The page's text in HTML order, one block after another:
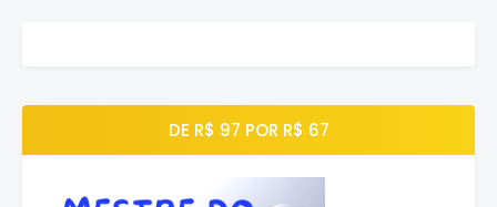
DE R$ 97 POR R$ 67